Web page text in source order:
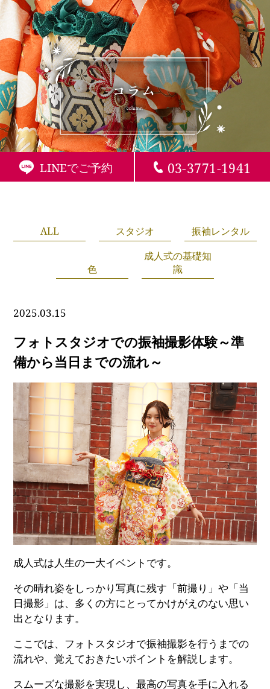
LINEでご予約 03-3771-1941
ALL スタジオ 振袖レンタル
色
成人式の基礎知
識
2025.03.15
フォトスタジオでの振袖撮影体験～準
備から当日までの流れ～
成人式は人生の一大イベントです。
その晴れ姿をしっかり写真に残す「前撮り」や「当
日撮影」は、多くの方にとってかけがえのない思い
出となります。
ここでは、フォトスタジオで振袖撮影を行うまでの
流れや、覚えておきたいポイントを解説します。
スムーズな撮影を実現し、最高の写真を手に入れる